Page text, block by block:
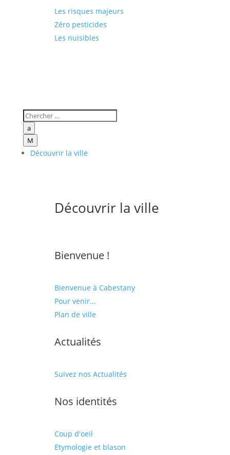
Les risques majeurs
Zéro pesticides
Les nuisibles
a
M
Découvrir la ville
Découvrir la ville
Bienvenue !
Bienvenue à Cabestany
Pour venir...
Plan de ville
Actualités
Suivez nos Actualités
Nos identités
Coup d'oeil
Etymologie et blason